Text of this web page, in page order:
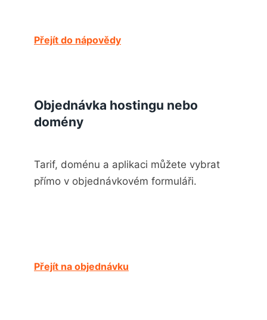
Přejít do nápovědy
Objednávka hostingu nebo
domény
Tarif, doménu a aplikaci můžete vybrat
přímo v objednávkovém formuláři.
Přejít na objednávku